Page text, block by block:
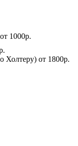
от 1000р.
Холтеру) от 1800р.